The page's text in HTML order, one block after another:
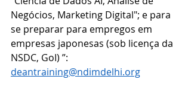
Negócios, Marketing Digital"; e para
se preparar para empregos em
empresas japonesas (sob licença da
NSDC, GoI) ”:
deantraining@ndimdelhi.org